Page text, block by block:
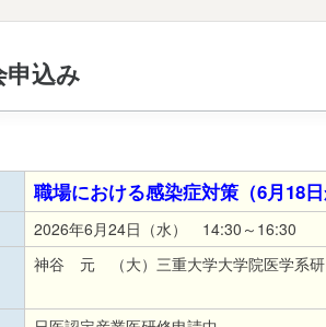
込み
職場における感染症対策（6月18
2026年6月24日（水） 14:30～16:30
神谷 元 （大）三重大学大学院医学系